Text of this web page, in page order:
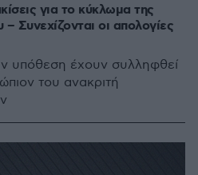
για το κύκλωμα της
Συνεχίζονται οι απολογίες
υπόθεση έχουν συλληφθεί
του ανακριτή